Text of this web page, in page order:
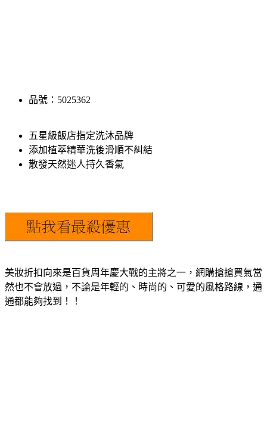
品號：5025362
五星級飯店指定洗沐品牌
添加植萃精華洗後滑順不糾結
散發天然迷人持久香氣
美妝折扣向來是百貨周年慶大戰的主將之一，網購搶搶買氣當
然也不會放過，不論是年輕的、時尚的、可愛的風格路線，通
通都能夠找到！！